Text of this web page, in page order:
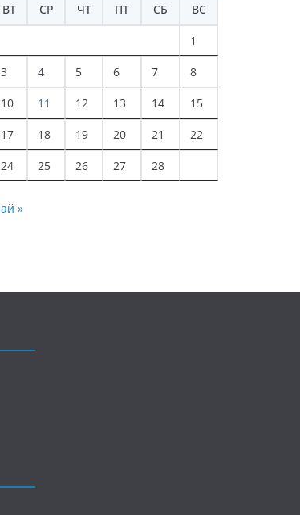
ВТ СР ЧТ ПТ СБ ВС
1
3 4 5 6 7 8
10 11 12 13 14 15
17 18 19 20 21 22
24 25 26 27 28
»